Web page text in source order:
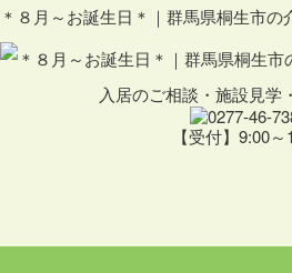
＊８月～お誕生日＊｜群馬県桐生市
入居のご相談・施設見学
【受付】9:00